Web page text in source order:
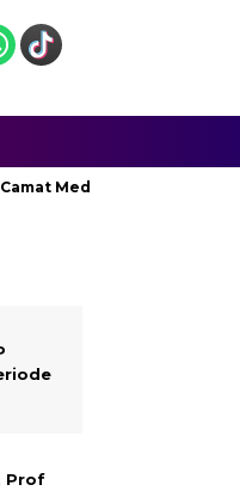
Medan Area Dilahap
Prof